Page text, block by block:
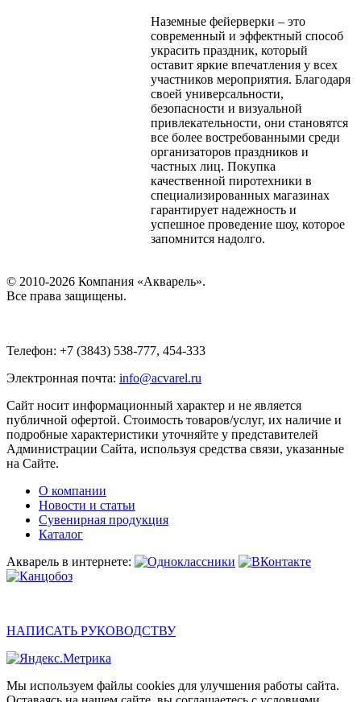
Наземные фейерверки – это
современный и эффектный способ
украсить праздник, который
оставит яркие впечатления у всех
участников мероприятия. Благодаря
своей универсальности,
безопасности и визуальной
привлекательности, они становятся
все более востребованными среди
организаторов праздников и
частных лиц. Покупка
качественной пиротехники в
специализированных магазинах
гарантирует надежность и
успешное проведение шоу, которое
запомнится надолго.
© 2010-2026 Компания «Акварель».
Все права защищены.
Телефон: +7 (3843) 538-777, 454-333
Электронная почта: info@acvarel.ru
Сайт носит информационный характер и не является
публичной офертой. Стоимость товаров/услуг, их наличие и
подробные характеристики уточняйте у представителей
Администрации Сайта, используя средства связи, указанные
на Сайте.
О компании
Новости и статьи
Сувенирная продукция
Каталог
Акварель в интернете:
НАПИСАТЬ РУКОВОДСТВУ
Мы используем файлы cookies для улучшения работы сайта.